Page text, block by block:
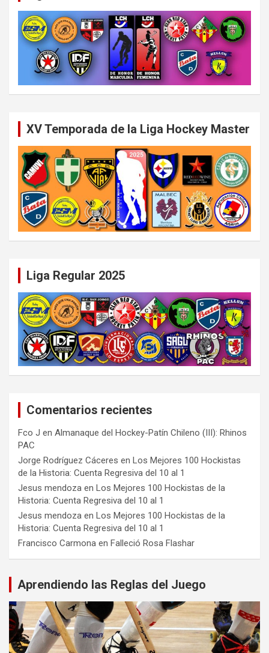
XV Temporada de la Liga Hockey Master
Liga Regular 2025
Comentarios recientes
Fco J en Almanaque del Hockey-Patín Chileno (III): Rhinos
PAC
Jorge Rodríguez Cáceres en Los Mejores 100 Hockistas
de la Historia: Cuenta Regresiva del 10 al 1
Jesus mendoza en Los Mejores 100 Hockistas de la
Historia: Cuenta Regresiva del 10 al 1
Jesus mendoza en Los Mejores 100 Hockistas de la
Historia: Cuenta Regresiva del 10 al 1
Francisco Carmona en Falleció Rosa Flashar
Aprendiendo las Reglas del Juego